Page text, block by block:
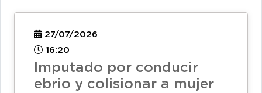
27/07/2026
16:20
Imputado por conducir
ebrio y colisionar a mujer